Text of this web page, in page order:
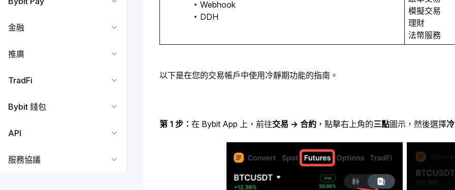
金融
推廣
TradFi
Bybit 錢包
API
服務協議
Webhook
DDH
模擬交易
理財
法幣服務
以下是在您的交易帳戶中使用冷靜期功能的指南。
第 1 步： 在 Bybit App 上，前往交易 → 合約 ，點擊右上角的三點圖示，然後選擇